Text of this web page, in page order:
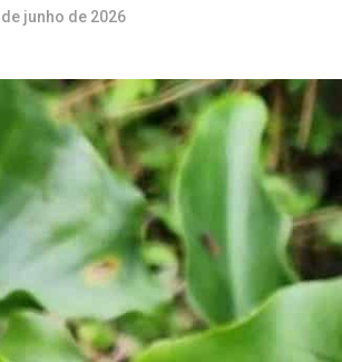
junho de 2026